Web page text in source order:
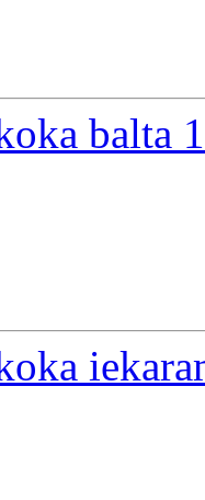
balta